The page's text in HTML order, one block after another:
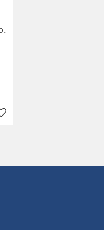
Lägg till i favoriter